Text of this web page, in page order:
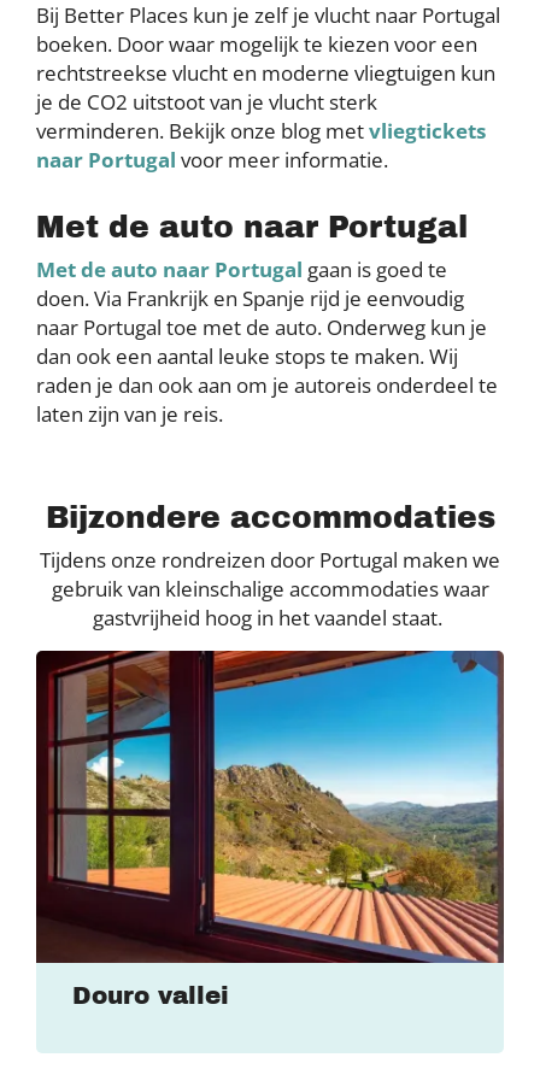
Bij Better Places kun je zelf je vlucht naar Portugal
boeken. Door waar mogelijk te kiezen voor een
rechtstreekse vlucht en moderne vliegtuigen kun
je de CO2 uitstoot van je vlucht sterk
verminderen. Bekijk onze blog metvliegtickets
naar Portugal voor meer informatie.
Met de auto naar Portugal
Met de auto naar Portugal gaan is goed te
doen. Via Frankrijk en Spanje rijd je eenvoudig
naar Portugal toe met de auto. Onderweg kun je
dan ook een aantal leuke stops te maken. Wij
raden je dan ook aan om je autoreis onderdeel te
laten zijn van je reis.
Bijzondere accommodaties
Tijdens onze rondreizen door Portugal maken we
gebruik van kleinschalige accommodaties waar
gastvrijheid hoog in het vaandel staat.
Douro vallei